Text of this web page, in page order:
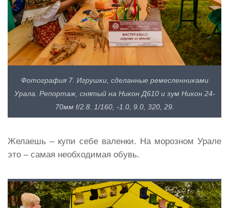
Фотография 7. Игрушки, сделанные ремесленниками
Урала. Репортаж, снятый на Никон Д610 и зум Никон 24-
70мм f/2.8. 1/160, -1.0, 9.0, 320, 29.
Желаешь – купи себе валенки. На морозном Урале
это – самая необходимая обувь.